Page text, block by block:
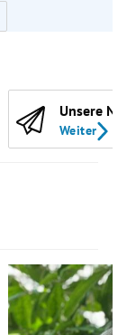
Unsere
Weiter